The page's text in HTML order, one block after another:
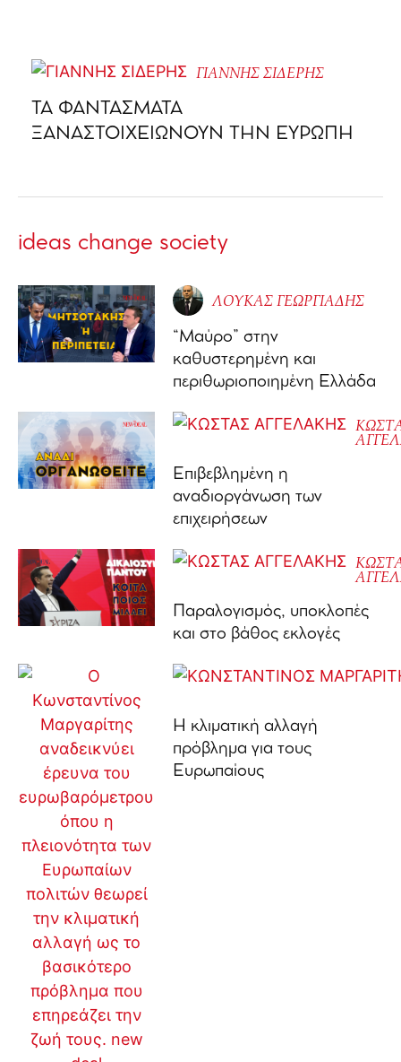
ΓΙΑΝΝΗΣ ΣΙΔΕΡΗΣ
ΤΑ ΦΑΝΤΑΣΜΑΤΑ
ΞΑΝΑΣΤΟΙΧΕΙΩΝΟΥΝ ΤΗΝ ΕΥΡΩΠΗ
ideas change society
ΛΟΥΚΑΣ ΓΕΩΡΓΙΑΔΗΣ
“Μαύρο” στην
καθυστερημένη και
περιθωριοποιημένη Ελλάδα
Επιβεβλημένη η
αναδιοργάνωση των
επιχειρήσεων
Παραλογισμός, υποκλοπές
και στο βάθος εκλογές
Η κλιματική αλλαγή
πρόβλημα για τους
Ευρωπαίους